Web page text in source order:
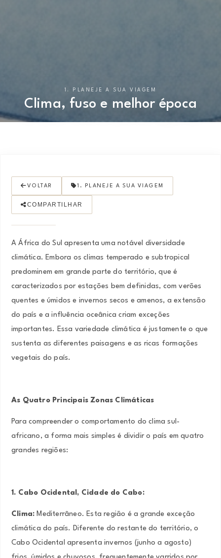
1. PLANEJE A SUA VIAGEM
Clima, fuso e melhor época
VOLTAR 1. PLANEJE A SUA VIAGEM
COMPARTILHAR
A África do Sul apresenta uma notável diversidade
climática. Embora os climas temperado e subtropical
predominem em grande parte do território, que é
caracterizados por estações bem definidas, com verões
quentes e úmidos e invernos secos e amenos, a extensão
do país e a influência oceânica criam exceções
importantes. Essa variedade climática é justamente o que
sustenta as diferentes paisagens e as ricas formações
vegetais do país.
As Quatro Principais Zonas Climáticas
Para compreender o comportamento do clima sul-
africano, a forma mais simples é dividir o país em quatro
grandes regiões:
1. Cabo Ocidental, Cidade do Cabo:
Clima: Mediterrâneo. Esta região é a grande exceção
climática do país. Diferente do restante do território, o
Cabo Ocidental apresenta invernos (junho a agosto)